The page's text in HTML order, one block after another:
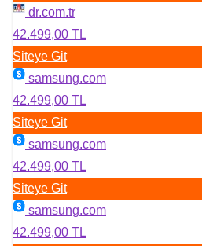
dr.com.tr
42.499,00 TL
Siteye Git
samsung.com
42.499,00 TL
Siteye Git
samsung.com
42.499,00 TL
Siteye Git
samsung.com
42.499,00 TL